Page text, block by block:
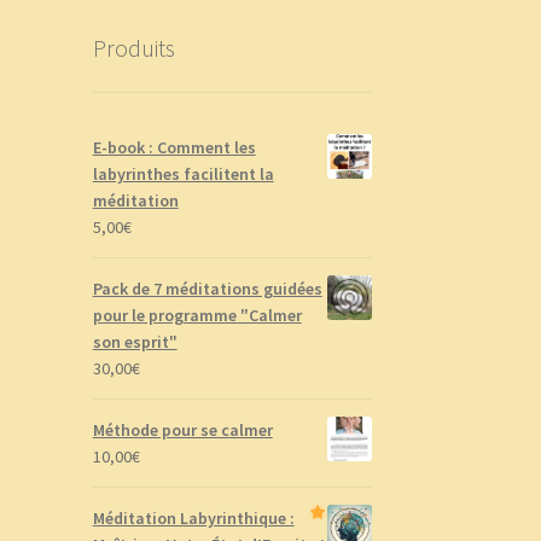
Produits
E-book : Comment les
labyrinthes facilitent la
méditation
5,00€
Pack de 7 méditations guidées
pour le programme "Calmer
son esprit"
30,00€
Méthode pour se calmer
10,00€
Méditation Labyrinthique :